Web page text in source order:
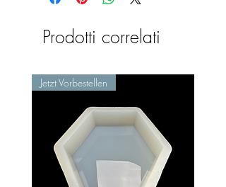
Prodotti correlati
Jetzt Vorbestellen